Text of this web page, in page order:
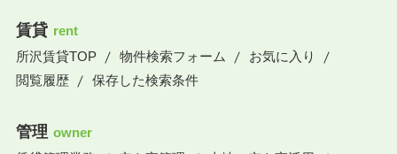
賃貸 rent
所沢賃貸TOP
物件検索フォーム
お気に入り
閲覧履歴
保存した検索条件
管理 owner